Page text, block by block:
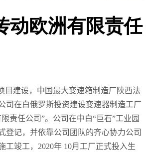
动欧洲有限责任
目建设，中国最大变速箱制造厂陕西法
司在白俄罗斯投资建设变速器制造工厂
责任公司 ”。公司在中白“ 巨石”工业园
登记，并依靠公司团队的齐心协力公司
工竣工， 2020年 10月工厂正式投入生